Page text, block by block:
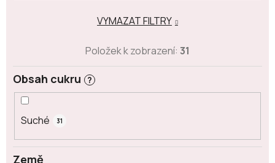
Země
Obsah cukru ?
Suché 31
VYMAZAT FILTRY
Položek k zobrazení: 31